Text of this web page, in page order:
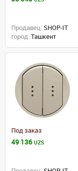
Продавец: SHOP-IT
город: Ташкент
Под заказ
49 136 UZS